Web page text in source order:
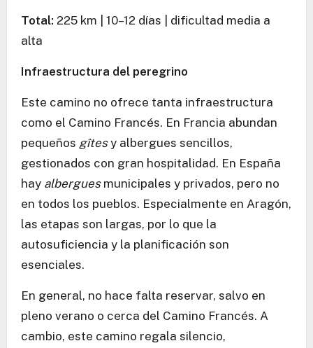
Total: 225 km | 10–12 días | dificultad media a
alta
Infraestructura del peregrino
Este camino no ofrece tanta infraestructura
como el Camino Francés. En Francia abundan
pequeños gîtesy albergues sencillos,
gestionados con gran hospitalidad. En España
hay alberguesmunicipales y privados, pero no
en todos los pueblos. Especialmente en Aragón,
las etapas son largas, por lo que la
autosuficiencia y la planificación son
esenciales.
En general, no hace falta reservar, salvo en
pleno verano o cerca del Camino Francés. A
cambio, este camino regala silencio,